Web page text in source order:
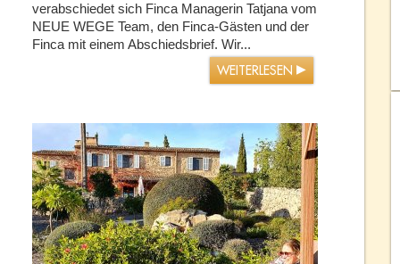
verabschiedet sich Finca Managerin Tatjana vom
NEUE WEGE Team, den Finca-Gästen und der
Finca mit einem Abschiedsbrief. Wir...
WEITERLESEN